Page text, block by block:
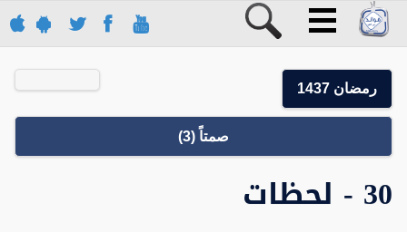
رمضان 1437
صمتاً (3)
30 - لحظات